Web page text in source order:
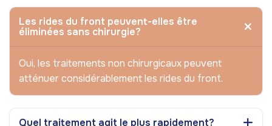
Les rides du front peuvent-elles être
éliminées sans chirurgie?
Oui, les traitements non chirurgicaux peuvent
atténuer considérablement les rides du front.
Quel traitement agit le plus rapidement?